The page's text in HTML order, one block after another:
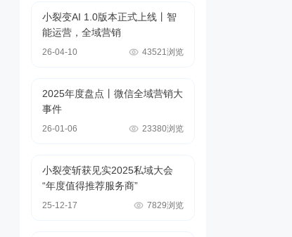
小裂变AI 1.0版本正式上线丨智
能运营，全域营销
26-04-10 43521浏览
2025年度盘点丨微信全域营销大
事件
26-01-06 23380浏览
小裂变斩获见实2025私域大会
“年度值得推荐服务商”
25-12-17 7829浏览